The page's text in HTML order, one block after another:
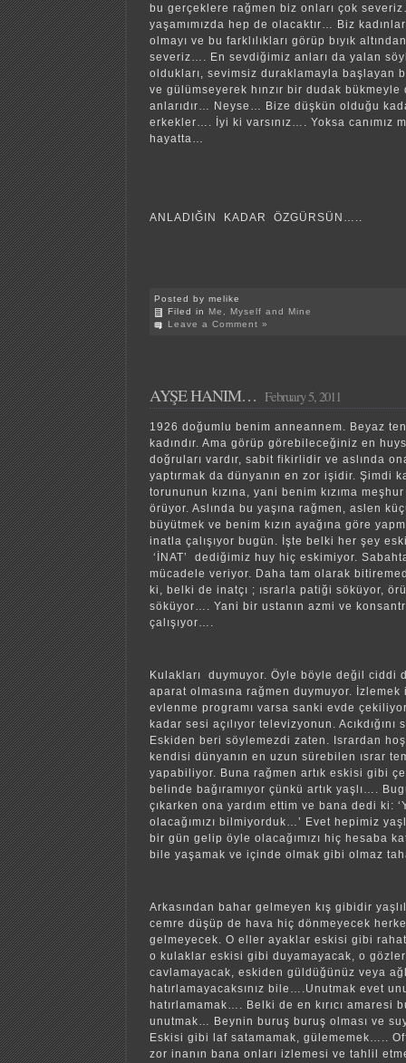
bu gerçeklere rağmen biz onları çok
yaşamımızda hep de olacaktır… Biz
olmayı ve bu farklılıkları görüp bıyık
severiz…. En sevdiğimiz anları da yalan
oldukları, sevimsiz duraklamayla başlayan
ve gülümseyerek hınzır bir dudak
anlarıdır… Neyse… Bize düşkün olduğu
erkekler…. İyi ki varsınız…. Yoksa canımız
hayatta…
ANLADIĞIN KADAR ÖZGÜRSÜN…..
Posted by melike
Filed in Me, Myself and Mine
Leave a Comment »
AYŞE HANIM… February 5, 2011
1926 doğumlu benim anneannem. Beyaz
kadındır. Ama görüp görebileceğiniz en
doğruları vardır, sabit fikirlidir ve aslında
yaptırmak da dünyanın en zor işidir. Şimdi
torununun kızına, yani benim kızıma
örüyor. Aslında bu yaşına rağmen, aslen
büyütmek ve benim kızın ayağına göre
inatla çalışıyor bugün. İşte belki her şey
‘İNAT’ dediğimiz huy hiç eskimiyor.
mücadele veriyor. Daha tam olarak
ki, belki de inatçı ; ısrarla patiği söküyor,
söküyor…. Yani bir ustanın azmi ve
çalışıyor….
Kulakları duymuyor. Öyle böyle değil ciddi
aparat olmasına rağmen duymuyor.
evlenme programı varsa sanki evde
kadar sesi açılıyor televizyonun.
Eskiden beri söylemezdi zaten. Isrardan
kendisi dünyanın en uzun sürebilen ısrar
yapabiliyor. Buna rağmen artık eskisi gibi
belinde bağıramıyor çünkü artık yaşlı….
çıkarken ona yardım ettim ve bana dedi ki:
olacağımızı bilmiyorduk…’ Evet hepimiz
bir gün gelip öyle olacağımızı hiç hesaba
bile yaşamak ve içinde olmak gibi olmaz
Arkasından bahar gelmeyen kış gibidir
cemre düşüp de hava hiç dönmeyecek
gelmeyecek. O eller ayaklar eskisi gibi
o kulaklar eskisi gibi duyamayacak, o
cavlamayacak, eskiden güldüğünüz veya
hatırlamayacaksınız bile….Unutmak evet
hatırlamamak…. Belki de en kırıcı amaresi
unutmak… Beynin buruş buruş olması ve
Eskisi gibi laf satamamak, gülememek…..
zor inanın bana onları izlemesi ve tahlil